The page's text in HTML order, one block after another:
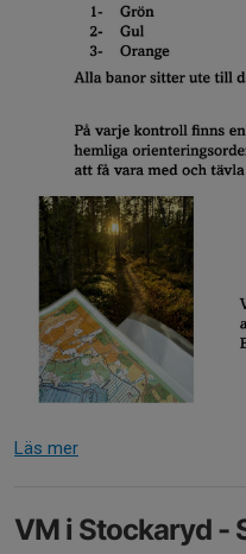
Läs mer
VM i Stockaryd -